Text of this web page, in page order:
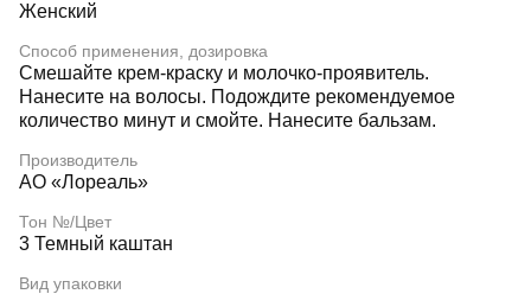
Женский
Способ применения, дозировка
Смешайте крем-краску и молочко-проявитель.
Нанесите на волосы. Подождите рекомендуемое
количество минут и смойте. Нанесите бальзам.
Производитель
АО «Лореаль»
Тон №/Цвет
3 Темный каштан
Вид упаковки